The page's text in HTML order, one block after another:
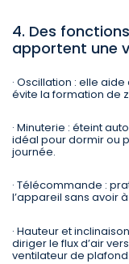
4. Des
apportent une
· Oscillation : elle
évite la formation de
· Minuterie : éteint
idéal pour dormir ou
journée.
· Télécommande :
l’appareil sans avoir
· Hauteur et
diriger le flux d’air
ventilateur de plafond.